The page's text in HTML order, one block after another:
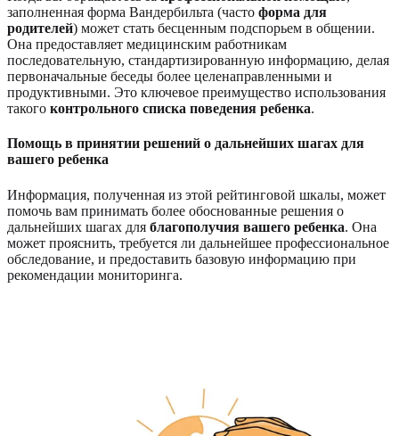
заполненная форма Вандербильта (часто форма для
родителей) может стать бесценным подспорьем в общении.
Она предоставляет медицинским работникам
последовательную, стандартизированную информацию, делая
первоначальные беседы более целенаправленными и
продуктивными. Это ключевое преимущество использования
такого контрольного списка поведения ребенка.
Помощь в принятии решений о дальнейших шагах для
вашего ребенка
Информация, полученная из этой рейтинговой шкалы, может
помочь вам принимать более обоснованные решения о
дальнейших шагах для благополучия вашего ребенка. Она
может прояснить, требуется ли дальнейшее профессиональное
обследование, и предоставить базовую информацию при
рекомендации мониторинга.